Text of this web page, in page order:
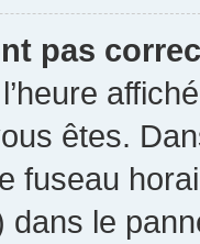
pas
êtes.
fuseau
le